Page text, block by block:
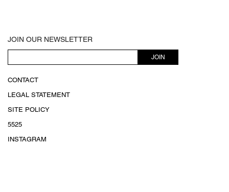
JOIN OUR NEWSLETTER
JOIN
CONTACT
LEGAL STATEMENT
SITE POLICY
5525
INSTAGRAM